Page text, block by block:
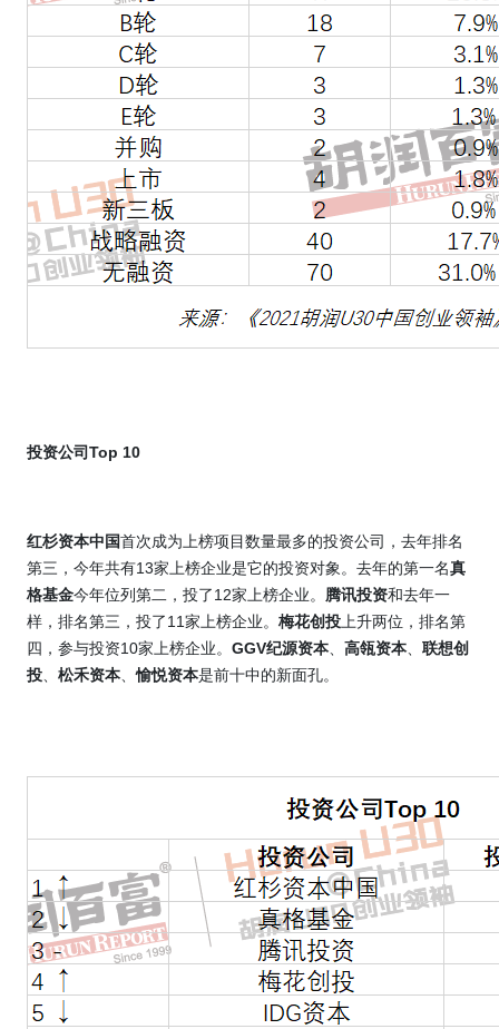
投资公司Top 10
红杉资本中国首次成为上榜项目数量最多的投资公司，去年排名
第三，今年共有13家上榜企业是它的投资对象。去年的第一名真
格基金今年位列第二，投了12家上榜企业。 腾讯投资和去年一
样，排名第三，投了11家上榜企业。 梅花创投 上升两位，排名第
四，参与投资10家上榜企业。 GGV纪源资本 高瓴资本
联想创
投
松禾资本 、愉悦资本是前十中的新面孔。